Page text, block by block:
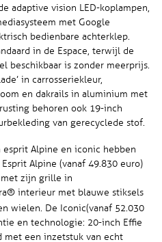
adaptive vision LED-koplampen,
met Google
bedienbare achterklep.
in de Espace, terwijl de
beschikbaar is zonder meerprijs.
in carrosseriekleur,
en dakrails in aluminium met
behoren ook 19-inch
van gerecyclede stof.
Alpine en iconic hebben
Alpine (vanaf 49.830 euro)
zijn grille in
interieur met blauwe stiksels
wielen. De Iconic(vanaf 52.030
en technologie: 20-inch Effie
met een inzetstuk van echt